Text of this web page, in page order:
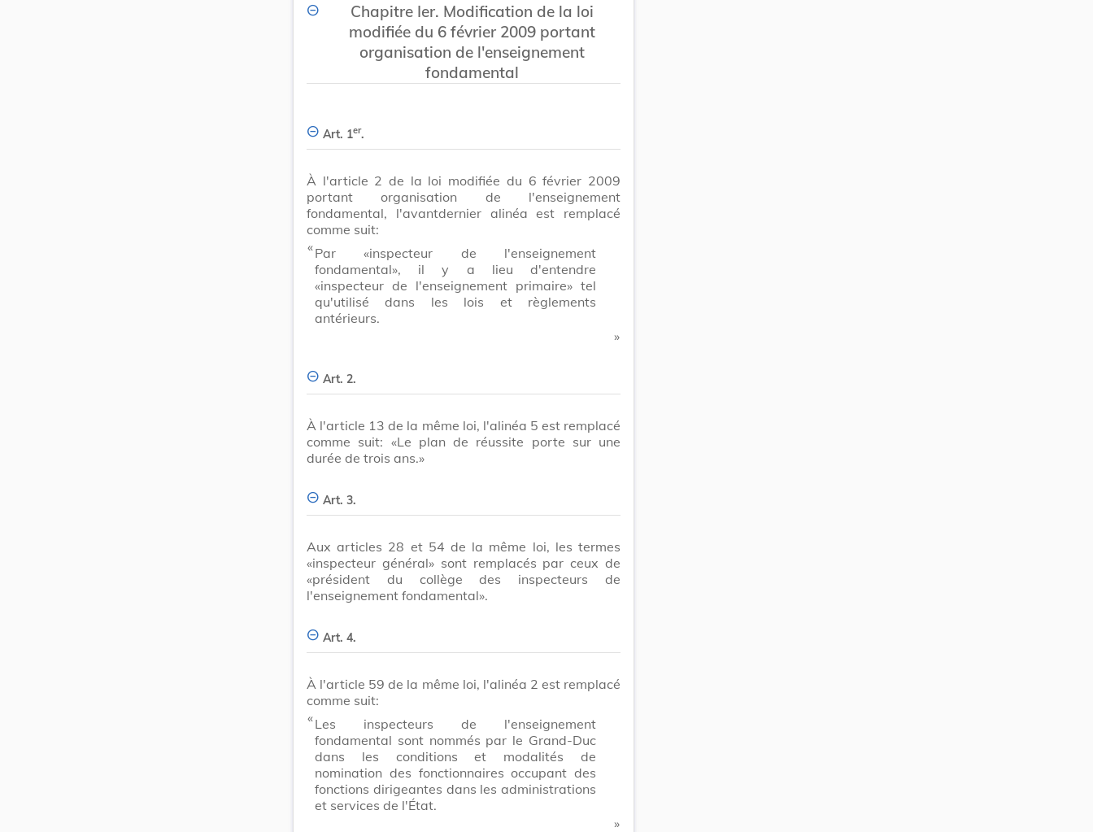
Chapitre Ier. Modification de la loi
modifiée du 6 février 2009 portant
organisation de l'enseignement
fondamental
Art. 1er.
À l'article 2 de la loi modifiée du 6 février 2009
portant organisation de l'enseignement
fondamental, l'avantdernier alinéa est remplacé
comme suit:
​ «Par «inspecteur de l'enseignement
fondamental», il y a lieu d'entendre
«inspecteur de l'enseignement primaire» tel
qu'utilisé dans les lois et règlements
antérieurs.
​ »
Art. 2.
À l'article 13 de la même loi, l'alinéa 5 est remplacé
comme suit: «Le plan de réussite porte sur une
durée de trois ans.»
Art. 3.
Aux articles 28 et 54 de la même loi, les termes
«inspecteur général» sont remplacés par ceux de
«président du collège des inspecteurs de
l'enseignement fondamental».
Art. 4.
À l'article 59 de la même loi, l'alinéa 2 est remplacé
comme suit:
​ «Les inspecteurs de l'enseignement
fondamental sont nommés par le Grand-Duc
dans les conditions et modalités de
nomination des fonctionnaires occupant des
fonctions dirigeantes dans les administrations
et services de l'État.
​ »